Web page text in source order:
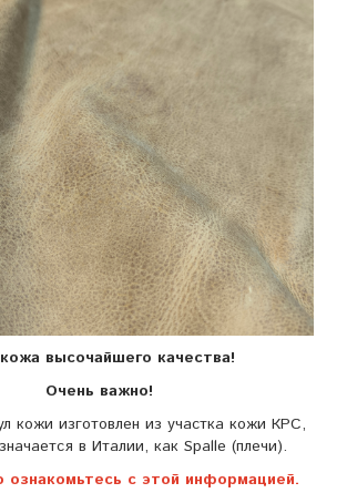
высочайшего качества!
Очень важно!
кожи изготовлен из участка кожи КРС,
в Италии, как Spalle (плечи).
ознакомьтесь с этой информацией.